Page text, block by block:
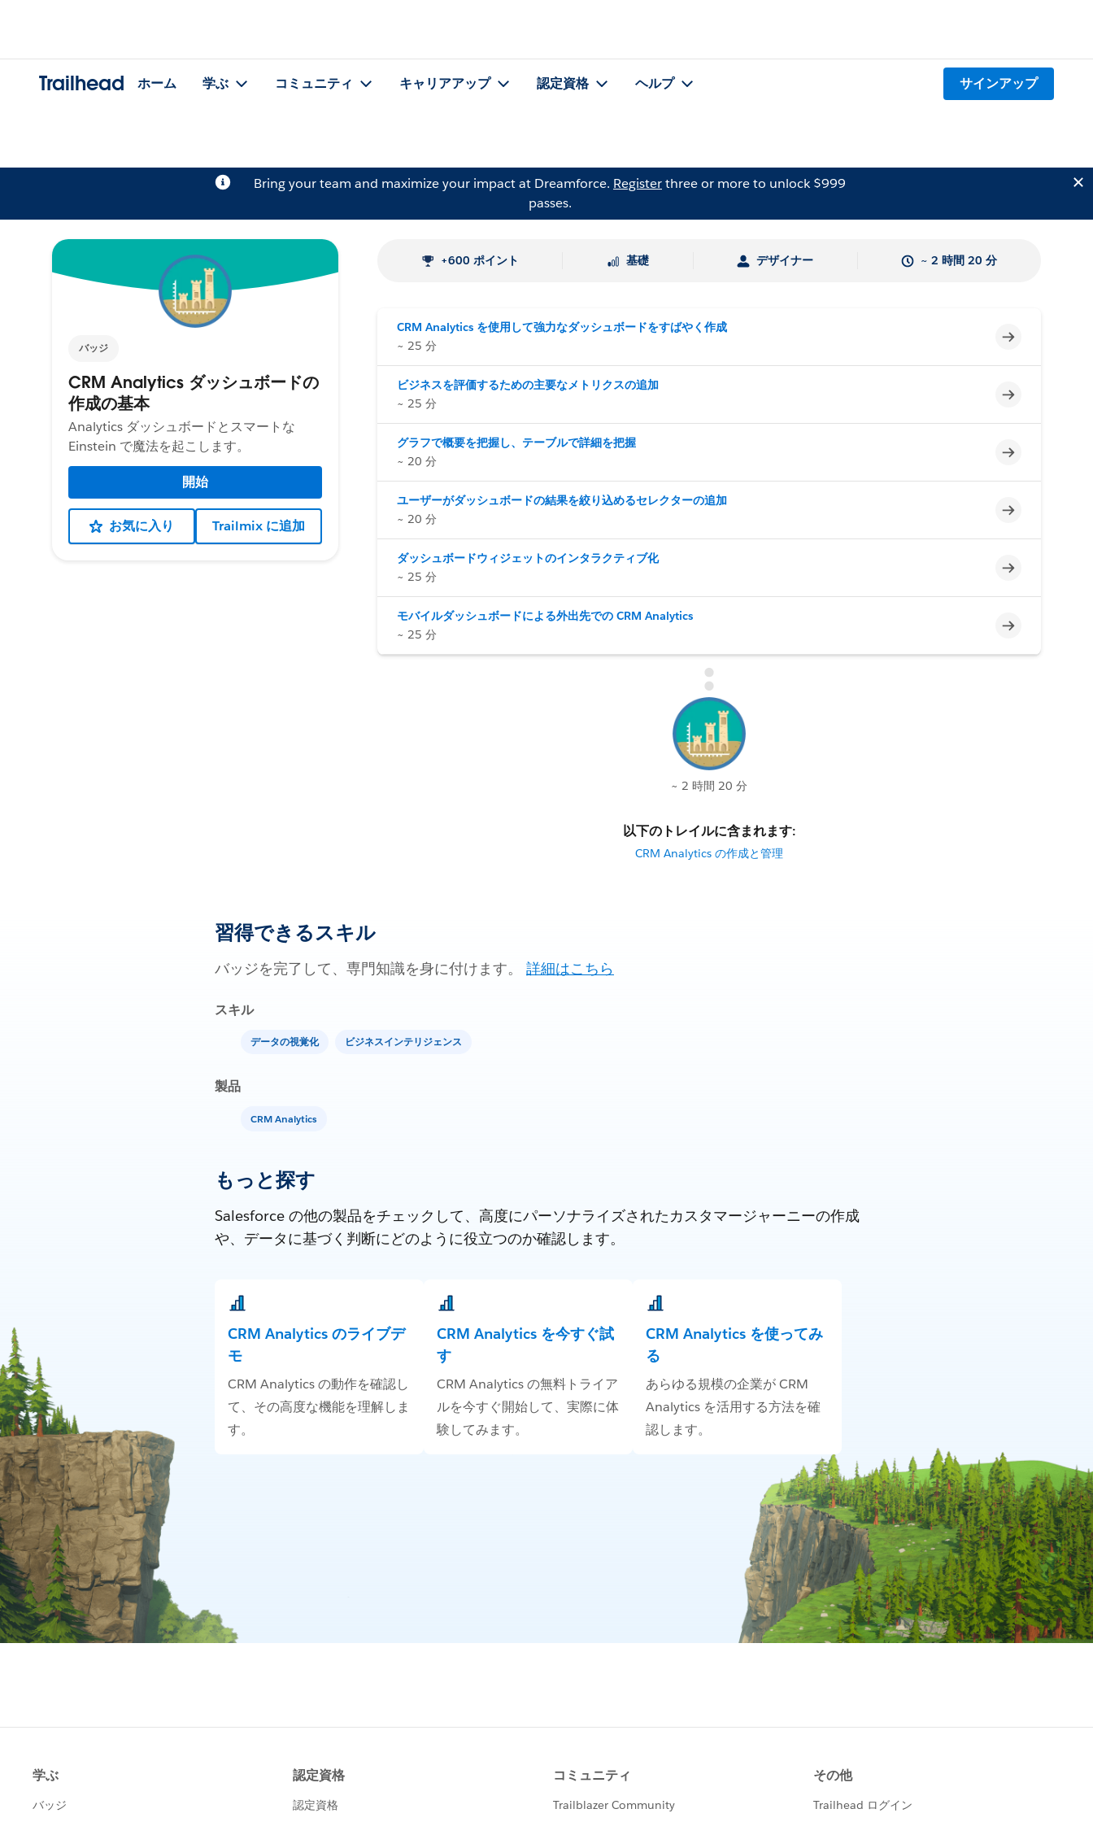
Trailhead ホーム 学ぶ コミュニティ キャリアアップ 認定資格 ヘルプ サインアップ
Bring your team and maximize your impact at Dreamforce. Registerthree or more to unlock $999
passes.
バッジ
CRM Analytics ダッシュボードの
作成の基本
Analytics ダッシュボードとスマートな
Einstein で魔法を起こします。
開始
お気に入り Trailmix に追加
+600 ポイント 基礎 デザイナー ~ 2 時間 20 分
CRM Analytics を使用して強力なダッシュボードをすばやく作成
~ 25 分
未完了
ビジネスを評価するための主要なメトリクスの追加
~ 25 分
未完了
グラフで概要を把握し、テーブルで詳細を把握
~ 20 分
未完了
ユーザーがダッシュボードの結果を絞り込めるセレクターの追加
~ 20 分
未完了
ダッシュボードウィジェットのインタラクティブ化
~ 25 分
未完了
モバイルダッシュボードによる外出先での CRM Analytics
~ 25 分
未完了
~ 2 時間 20 分
以下のトレイルに含まれます:
CRM Analytics の作成と管理
習得できるスキル
バッジを完了して、専門知識を身に付けます。 詳細はこちら
スキル
データの視覚化 ビジネスインテリジェンス
製品
CRM Analytics
もっと探す
Salesforce の他の製品をチェックして、高度にパーソナライズされたカスタマージャーニーの作成
や、データに基づく判断にどのように役立つのか確認します。
CRM Analytics のライブデ
モ
CRM Analytics の動作を確認し
て、その高度な機能を理解しま
す。
CRM Analytics を今すぐ試
す
CRM Analytics の無料トライア
ルを今すぐ開始して、実際に体
験してみます。
CRM Analytics を使ってみ
る
あらゆる規模の企業が CRM
Analytics を活用する方法を確
認します。